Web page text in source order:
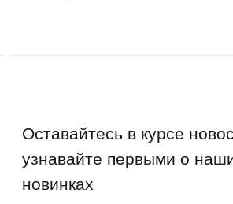
Как отличить подделку
Гарантия
Возврат